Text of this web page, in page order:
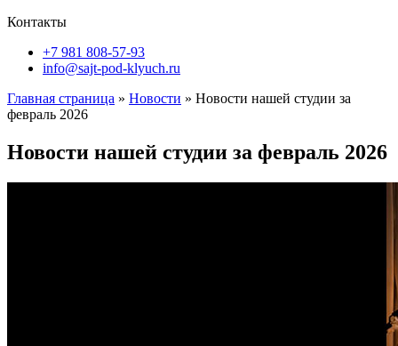
Контакты
+7 981 808-57-93
info@sajt-pod-klyuch.ru
Главная страница » Новости » Новости нашей студии за
февраль 2026
Новости нашей студии за февраль 2026